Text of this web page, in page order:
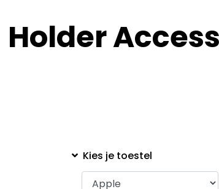
Holder
Kies je toestel